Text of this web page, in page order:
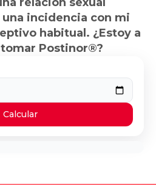
relación sexual
incidencia con mi
habitual. ¿Estoy a
Postinor®?
Calcular